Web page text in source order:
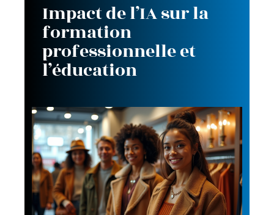
Impact de l’IA sur la
formation
professionnelle et
l’éducation